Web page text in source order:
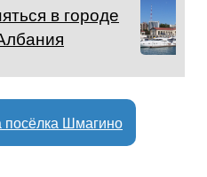
в городе
посёлка Шмагино